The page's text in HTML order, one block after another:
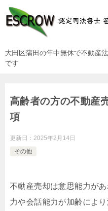
大田区蒲田の年中無休で不動産
です
高齢者の方の不動産
項
更新日： 2025年2月14日
その他
不動産売却は意思能力が
力や会話能力が加齢によ